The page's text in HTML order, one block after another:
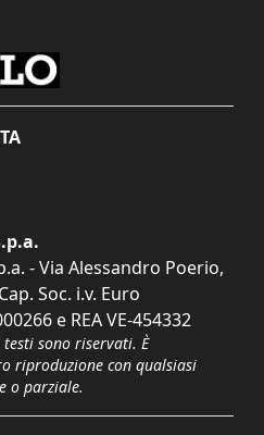
- Via Alessandro Poerio,
Soc. i.v. Euro
e REA VE-454332
sono riservati. È
riproduzione con qualsiasi
o parziale.